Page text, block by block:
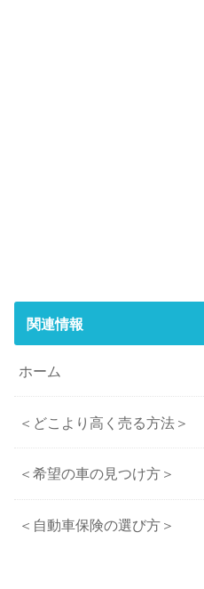
関連情報
ホーム
＜どこより高く売る方法＞
＜希望の車の見つけ方＞
＜自動車保険の選び方＞